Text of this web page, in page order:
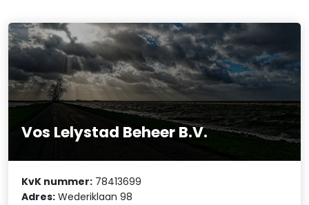
Vos Lelystad Beheer B.V.
KvK nummer: 78413699
Adres: Wederiklaan 98